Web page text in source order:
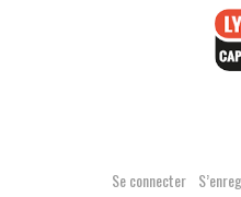
Se connecter